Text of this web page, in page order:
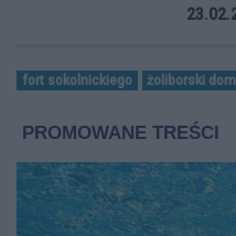
fort sokolnickiego żoliborski